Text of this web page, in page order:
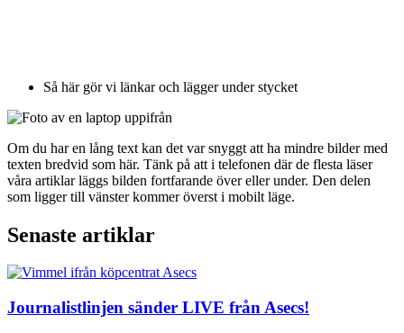
Så här gör vi länkar och lägger under stycket
Om du har en lång text kan det var snyggt att ha mindre bilder med
texten bredvid som här. Tänk på att i telefonen där de flesta läser
våra artiklar läggs bilden fortfarande över eller under. Den delen
som ligger till vänster kommer överst i mobilt läge.
Senaste artiklar
Journalistlinjen sänder LIVE från Asecs!